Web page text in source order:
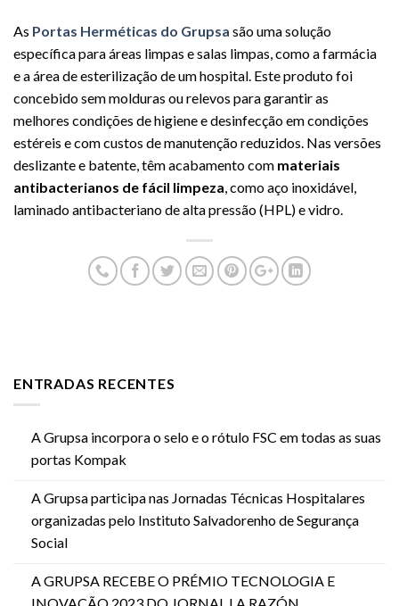
ENTRADAS RECENTES
A Grupsa incorpora o selo e o rótulo FSC em todas as suas
portas Kompak
A Grupsa participa nas Jornadas Técnicas Hospitalares
organizadas pelo Instituto Salvadorenho de Segurança
Social
A GRUPSA RECEBE O PRÉMIO TECNOLOGIA E
As Portas Herméticas do Grupsa são uma solução
específica para áreas limpas e salas limpas, como a farmácia
e a área de esterilização de um hospital. Este produto foi
concebido sem molduras ou relevos para garantir as
melhores condições de higiene e desinfecção em condições
estéreis e com custos de manutenção reduzidos. Nas versões
deslizante e batente, têm acabamento com materiais
antibacterianos de fácil limpeza, como aço inoxidável,
laminado antibacteriano de alta pressão (HPL) e vidro.